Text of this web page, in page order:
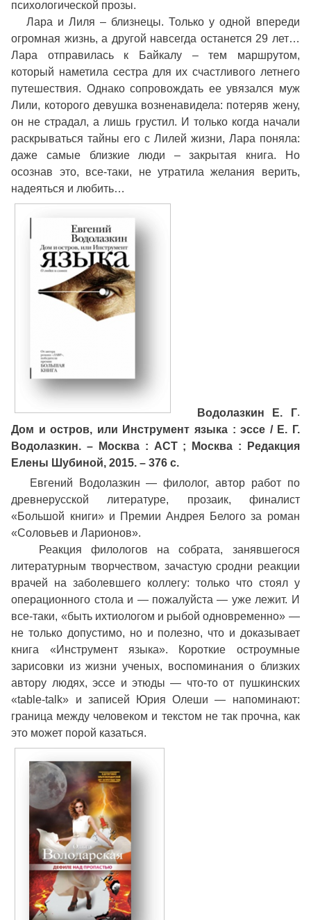
психологической прозы.
Лара и Лиля – близнецы. Только у одной впереди
огромная жизнь, а другой навсегда останется 29 лет…
Лара отправилась к Байкалу – тем маршрутом,
который наметила сестра для их счастливого летнего
путешествия. Однако сопровождать ее увязался муж
Лили, которого девушка возненавидела: потеряв жену,
он не страдал, а лишь грустил. И только когда начали
раскрываться тайны его с Лилей жизни, Лара поняла:
даже самые близкие люди – закрытая книга. Но
осознав это, все-таки, не утратила желания верить,
надеяться и любить…
Водолазкин Е. Г.
Дом и остров, или Инструмент языка : эссе / Е. Г.
Водолазкин. – Москва : АСТ ; Москва : Редакция
Елены Шубиной, 2015. – 376 с.
Евгений Водолазкин — филолог, автор работ по
древнерусской литературе, прозаик, финалист
«Большой книги» и Премии Андрея Белого за роман
«Соловьев и Ларионов».
Реакция филологов на собрата, занявшегося
литературным творчеством, зачастую сродни реакции
врачей на заболевшего коллегу: только что стоял у
операционного стола и — пожалуйста — уже лежит. И
все-таки, «быть ихтиологом и рыбой одновременно» —
не только допустимо, но и полезно, что и доказывает
книга «Инструмент языка». Короткие остроумные
зарисовки из жизни ученых, воспоминания о близких
автору людях, эссе и этюды — что-то от пушкинских
«table-talk» и записей Юрия Олеши — напоминают:
граница между человеком и текстом не так прочна, как
это может порой казаться.